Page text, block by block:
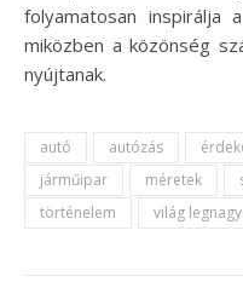
folyamatosan inspirálja
miközben a közönség
nyújtanak.
autó autózás
járműipar
méretek
történelem
világ